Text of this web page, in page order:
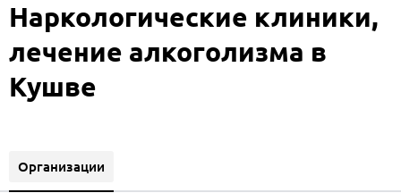
Наркологические клиники,
лечение алкоголизма в
Кушве
Организации